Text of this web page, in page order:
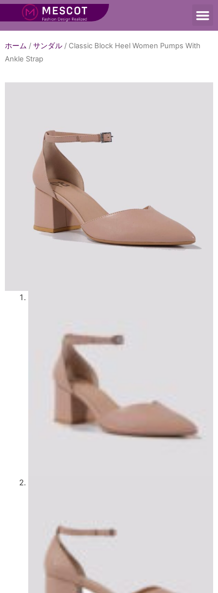
ホーム / サンダル / Classic Block Heel Women Pumps With
Ankle Strap